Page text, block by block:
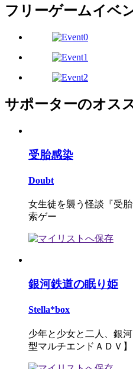
フリーゲームイベ
サポーターのオス
受胎感染
Doubt
女生徒を襲う怪談『受
索ゲー
銀河鉄道の眠り姫
Stella*box
少年と少女と二人、銀
型マルチエンドＡＤＶ】